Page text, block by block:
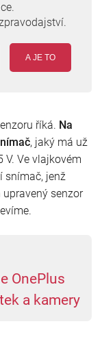
A JE TO
říká. Na
, jaký má už
V. Ve vlajkovém
snímač, jenž
senzor
OnePlus
a kamery